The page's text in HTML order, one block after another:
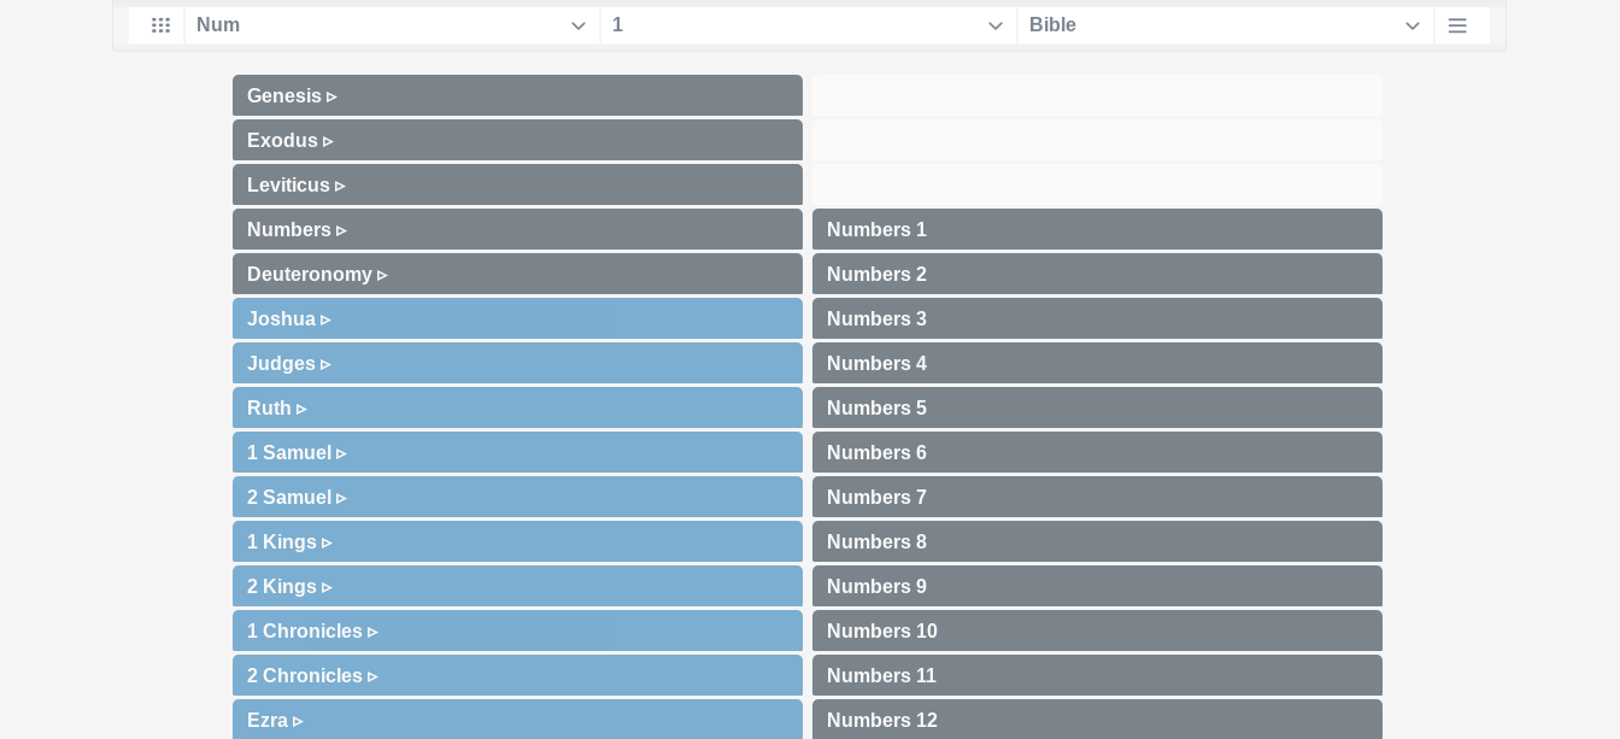
Genesis ▹
Exodus ▹
Leviticus ▹
Numbers ▹
Deuteronomy ▹
Joshua ▹
Judges ▹
Ruth ▹
1 Samuel ▹
2 Samuel ▹
1 Kings ▹
2 Kings ▹
1 Chronicles ▹
2 Chronicles ▹
Ezra ▹